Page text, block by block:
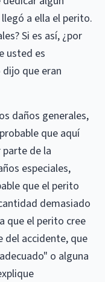
a ella el perito.
Si es así, ¿por
usted es
que eran
daños generales,
que aquí
parte de la
especiales,
que el perito
demasiado
que el perito cree
del accidente, que
o alguna